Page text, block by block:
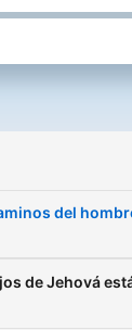
del
de Jehová